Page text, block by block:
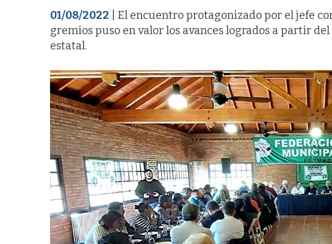
01/08/2022 | El encuentro protagonizado por el jefe
gremios puso en valor los avances logrados a partir
estatal.